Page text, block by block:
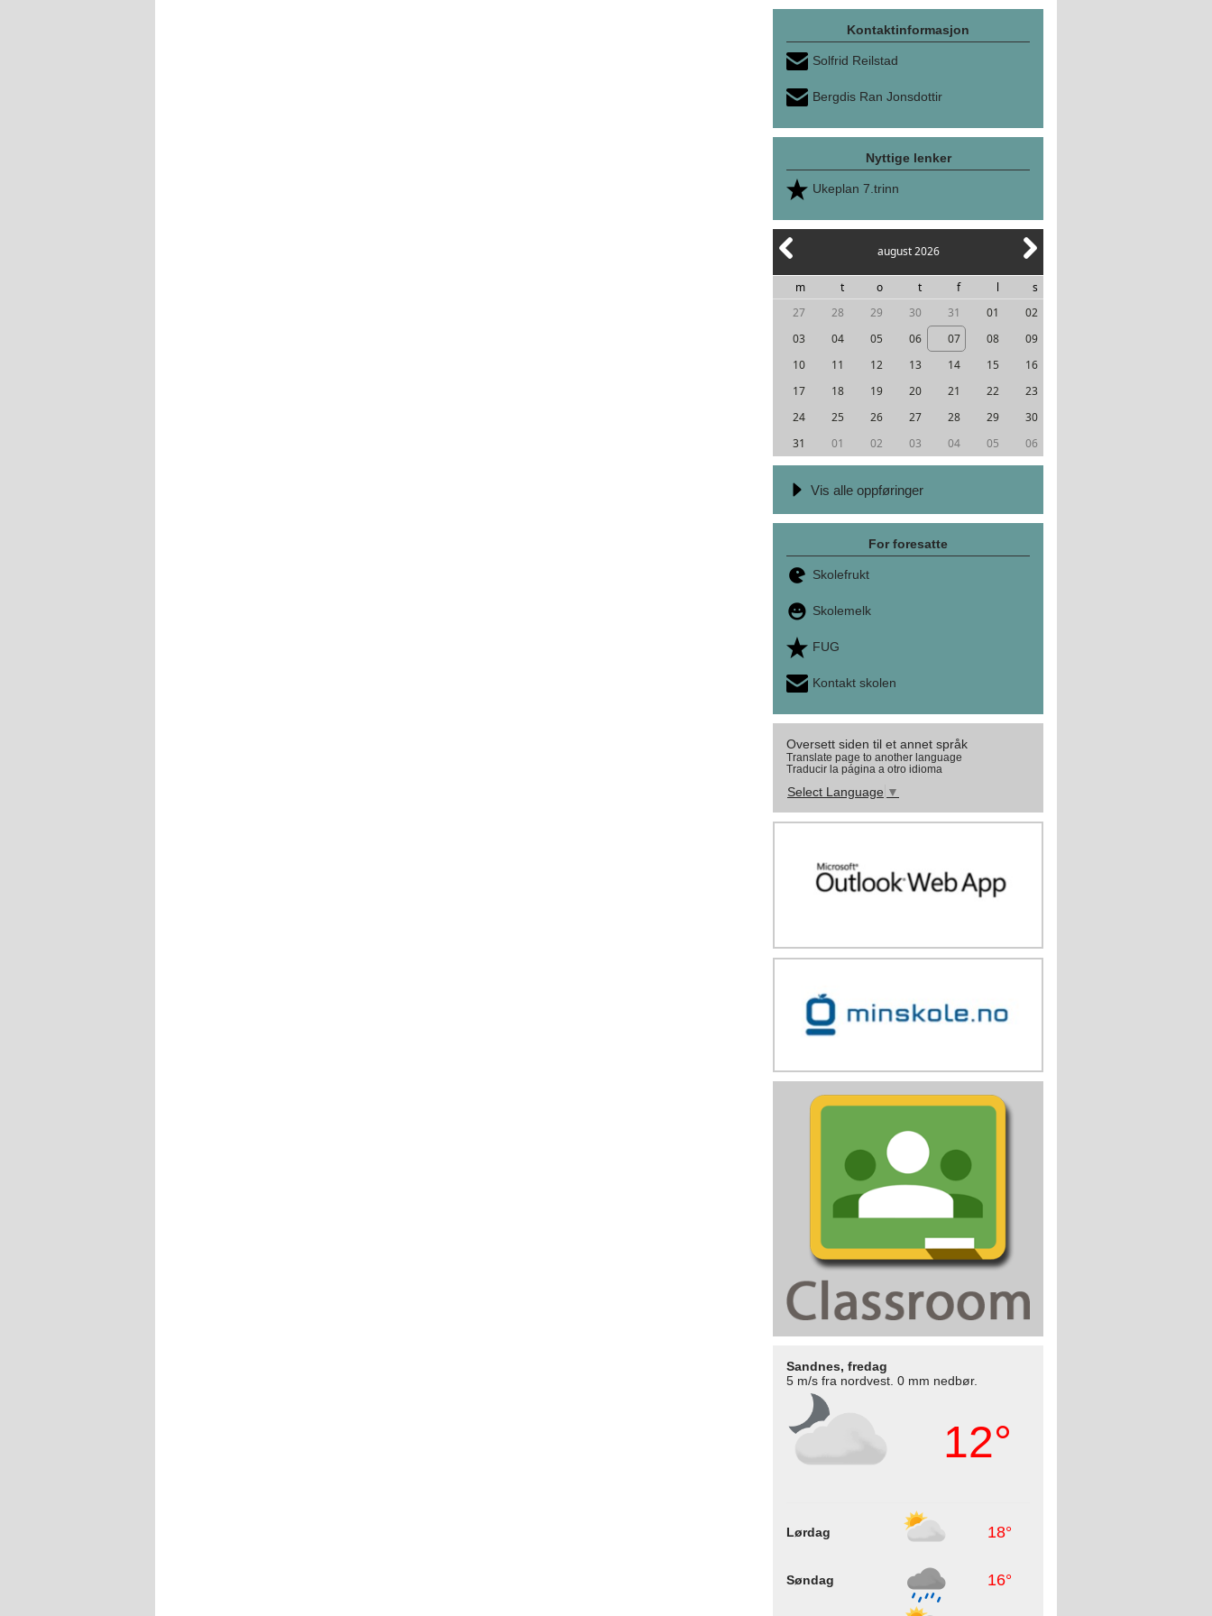
Kontaktinformasjon
Solfrid Reilstad
Bergdis Ran Jonsdottir
Nyttige lenker
Ukeplan 7.trinn
august 2026
m t o t f l
s
27
28 29 30 31 01
02
03
04 05 06 07 08
09
10
11 12 13 14 15
16
17
18 19 20 21 22
23
24
25 26 27 28 29
30
31
01 02 03 04 05 06
Vis alle oppføringer
For foresatte
Skolefrukt
Skolemelk
FUG
Kontakt skolen
Oversett siden til et annet språk
Translate page to another language
Traducir la página a otro idioma
Select Language ▼
Sandnes, fredag
5 m/s fra nordvest. 0 mm nedbør.
12°
Lørdag 18°
Søndag 16°